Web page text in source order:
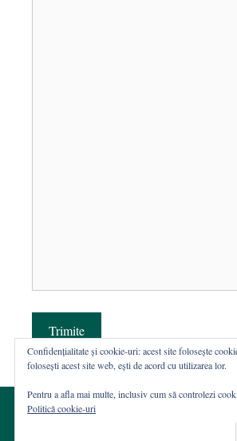
Trimite
Confidențialitate și cookie-uri: acest site folosește
folosești acest site web, ești de acord cu utilizarea lor.
Pentru a afla mai multe, inclusiv cum să controlezi
Politică cookie-uri